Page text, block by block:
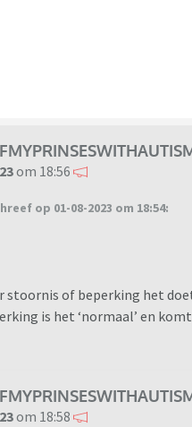
om 18:56
op 01-08-2023 om 18:54:
stoornis of beperking het
is het ‘normaal’ en
om 18:58